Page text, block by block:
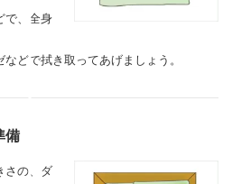
で、全身
どで拭き取ってあげましょう。
備
さの、ダ